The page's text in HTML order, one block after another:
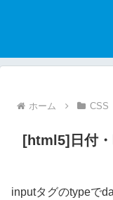
ホーム CSS
[html5]日付
inputタグのtypeで